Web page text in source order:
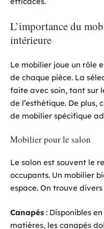
L’importance du
intérieure
Le mobilier joue un rôle
de chaque pièce. La
faite avec soin, tant sur
de l’esthétique. De plus,
de mobilier spécifique
Mobilier pour le salon
Le salon est souvent le
occupants. Un mobilier
espace. On trouve
Canapés : Disponibles
matières, les canapés